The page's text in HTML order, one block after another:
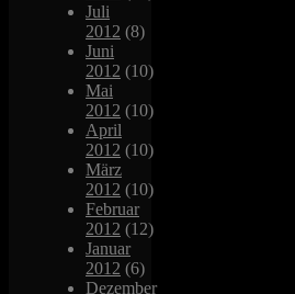
Juli
2012 (8)
Juni
2012 (10)
Mai
2012 (10)
April
2012 (10)
März
2012 (10)
Februar
2012 (12)
Januar
2012 (6)
Dezember